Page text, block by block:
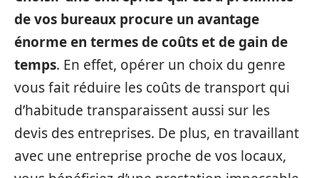
de vos bureaux procure un avantage
énorme en termes de coûts et de gain de
temps. En effet, opérer un choix du genre
vous fait réduire les coûts de transport qui
d’habitude transparaissent aussi sur les
devis des entreprises. De plus, en travaillant
avec une entreprise proche de vos locaux,